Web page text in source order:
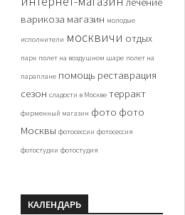
варикоза магазин молодые
исполнители москвичи отдых
парк полет на воздушном шаре полет на
параплане помощь реставрация
сезон сладости в Москве терракт
фирменный магазин фото фото
Москвы фотосессии фотосессия
фотостудии фотостудия
КАЛЕНДАРЬ